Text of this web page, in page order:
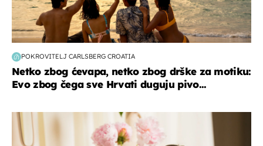
POKROVITELJ CARLSBERG CROATIA
Netko zbog ćevapa, netko zbog drške za motiku:
Evo zbog čega sve Hrvati duguju pivo...
moda & ljepota